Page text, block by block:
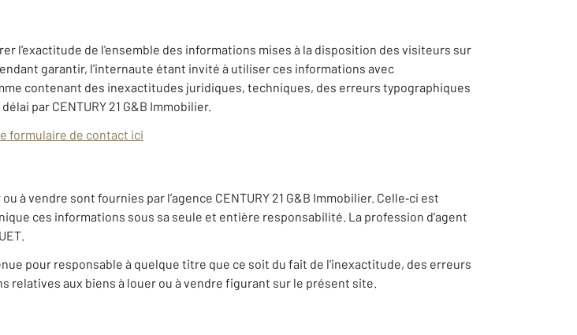
l'exactitude de l'ensemble des informations mises à la disposition des visiteurs sur
garantir, l'internaute étant invité à utiliser ces informations avec
contenant des inexactitudes juridiques, techniques, des erreurs typographiques
par CENTURY 21 G&B Immobilier.
formulaire de contact ici
vendre sont fournies par l’agence CENTURY 21 G&B Immobilier. Celle‐ci est
ces informations sous sa seule et entière responsabilité. La profession d'agent
pour responsable à quelque titre que ce soit du fait de l'inexactitude, des erreurs
aux biens à louer ou à vendre figurant sur le présent site.